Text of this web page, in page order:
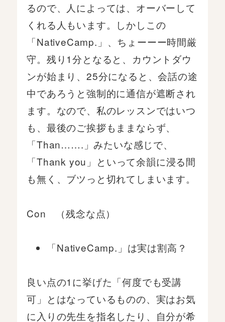
るので、人によっては、オーバーして
くれる人もいます。しかしこの
「NativeCamp.」、ちょーーー時間厳
守。残り1分となると、カウントダウ
ンが始まり、25分になると、会話の途
中であろうと強制的に通信が遮断され
ます。なので、私のレッスンではいつ
も、最後のご挨拶もままならず、
「Than…….」みたいな感じで、
「Thank you」といって余韻に浸る間
も無く、ブツっと切れてしまいます。
Con （残念な点）
「NativeCamp.」は実は割高？
良い点の1に挙げた「何度でも受講
可」とはなっているものの、実はお気
に入りの先生を指名したり、自分が希